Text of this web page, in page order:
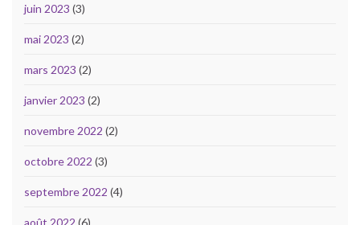
juin 2023 (3)
mai 2023 (2)
mars 2023 (2)
janvier 2023 (2)
novembre 2022 (2)
octobre 2022 (3)
septembre 2022 (4)
août 2022 (6)